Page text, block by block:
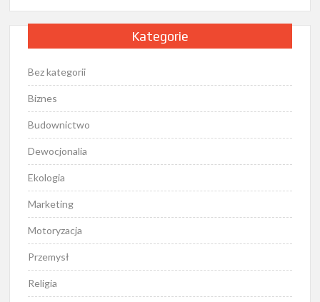
Kategorie
Bez kategorii
Biznes
Budownictwo
Dewocjonalia
Ekologia
Marketing
Motoryzacja
Przemysł
Religia